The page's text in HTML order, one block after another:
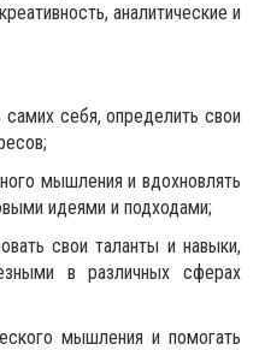
аналитические и
себя, определить свои
мышления и вдохновлять
идеями и подходами;
свои таланты и навыки,
в различных сферах
мышления и помогать